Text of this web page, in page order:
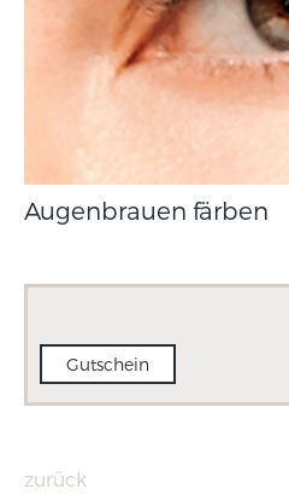
Augenbrauen färben
Gutschein
zurück